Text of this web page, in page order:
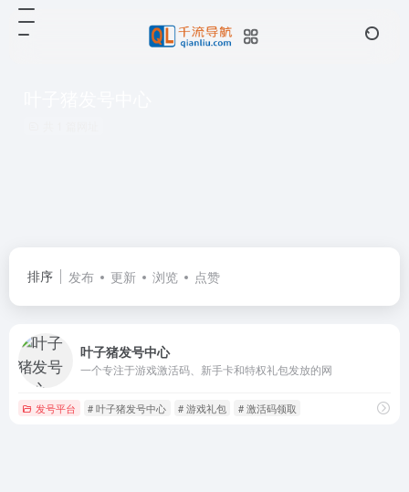
排序 发布 更新 浏览 点赞
叶子猪发号中心
一个专注于游戏激活码、新手卡和特权礼包发放的网
发号平台 # 叶子猪发号中心 # 游戏礼包 # 激活码领取